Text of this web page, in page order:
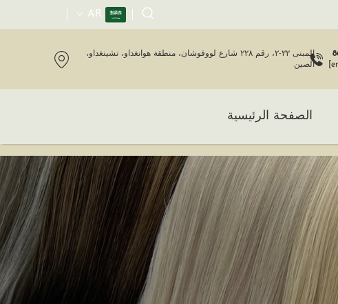
AR
المبنى ٢٢-٢، رقم ٢٢٨ شارع لووفوشان، منطقة هوانغداو، تشينغداو،
الصين
الصفحة الرئيسية